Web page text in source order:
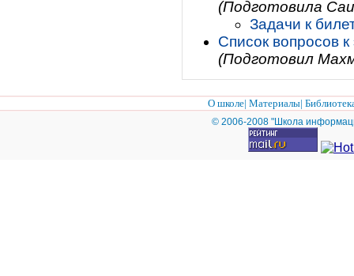
(Подготовила
Задачи к
Список вопросов
(Подготовил
О школе| Материалы|
© 2006-2008 "Школа